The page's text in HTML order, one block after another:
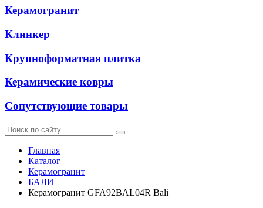
Керамогранит
Клинкер
Крупноформатная плитка
Керамические ковры
Сопутствующие товары
Главная
Каталог
Керамогранит
БАЛИ
Керамогранит GFA92BAL04R Bali